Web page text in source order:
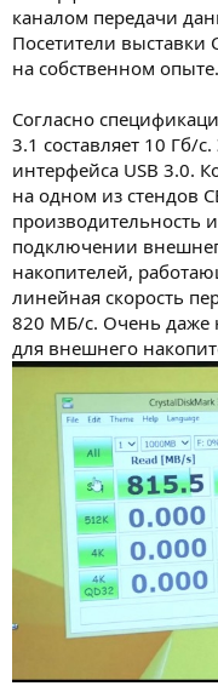
каналом передачи
Посетители выставки
на собственном опыте.
Согласно
3.1 составляет 10 Гб/
интерфейса USB 3.0.
на одном из стендов
производительность
подключении
накопителей,
линейная скорость
820 МБ/c. Очень даже
для внешнего